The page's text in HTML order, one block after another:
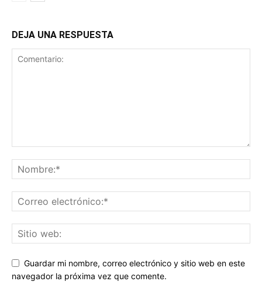
DEJA UNA RESPUESTA
Guardar mi nombre, correo electrónico y sitio web en este
navegador la próxima vez que comente.